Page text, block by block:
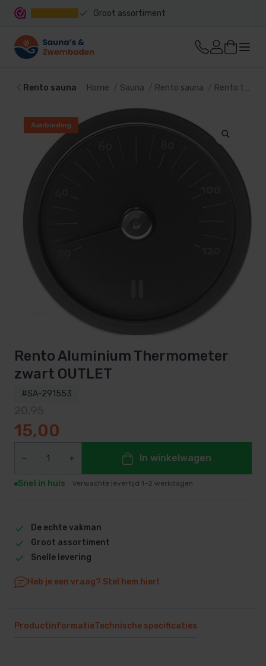
Groot assortiment
Rento sauna Home Sauna Rento sauna Rento thermometers
Aanbieding
Rento Aluminium Thermometer
zwart OUTLET
#SA-291553
15,00
In winkelwagen
Snel in huis Verwachte levertijd 1–2 werkdagen
De echte vakman
Groot assortiment
Snelle levering
Heb je een vraag? Stel hem hier!
ProductinformatieTechnische specificaties